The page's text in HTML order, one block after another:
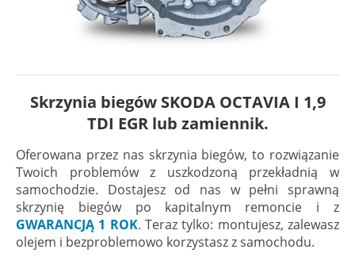
Skrzynia biegów SKODA OCTAVIA I 1,9
TDI EGR lub zamiennik.
Oferowana przez nas skrzynia biegów, to rozwiązanie
Twoich problemów z uszkodzoną przekładnią w
samochodzie. Dostajesz od nas w pełni sprawną
skrzynię biegów po kapitalnym remoncie i z
GWARANCJĄ 1 ROK. Teraz tylko: montujesz, zalewasz
olejem i bezproblemowo korzystasz z samochodu.